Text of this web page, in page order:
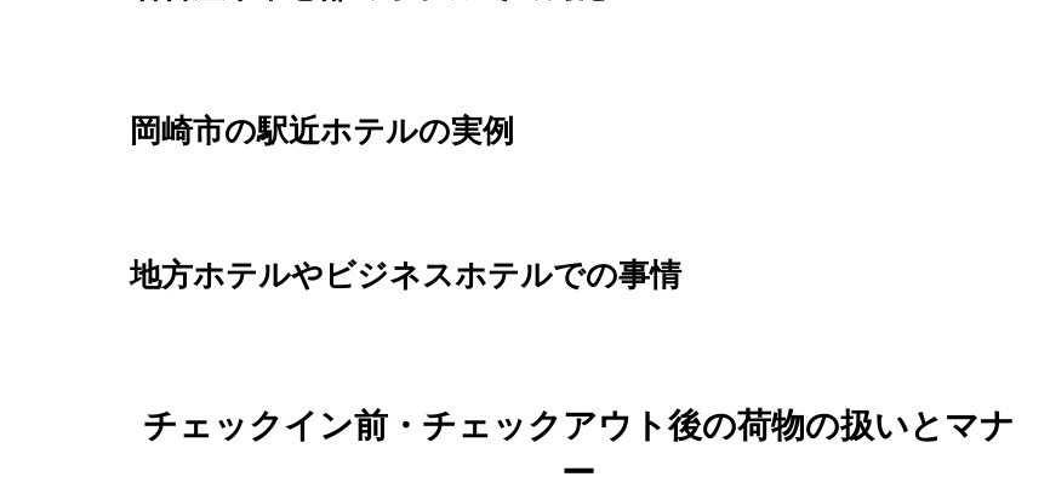
岡崎市の駅近ホテルの実例
地方ホテルやビジネスホテルでの事情
チェックイン前・チェックアウト後の荷物の扱いとマナ
ー